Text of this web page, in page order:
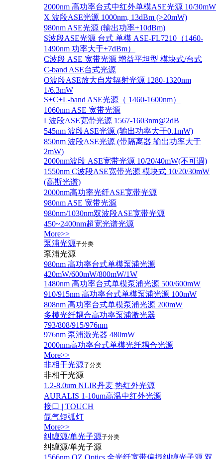
2000nm 高功率台式中红外单模ASE光源 10/30mW
X 波段ASE光源 1000nm, 13dBm (>20mW)
980nm ASE光源 (输出功率+10dBm)
S波段ASE光源 台式 单模 ASE-FL7210（1460-
1490nm 功率大于+7dBm）
C波段 ASE 宽带光源 增益平坦型 模块式/台式
C-band ASE台式光源
O波段ASE放大自发辐射光源 1280-1320nm
1/6.3mW
S+C+L-band ASE光源（ 1460-1600nm）
1060nm ASE 宽带光源
L波段ASE宽带光源 1567-1603nm@2dB
545nm 波段ASE光源 (输出功率大于0.1mW)
850nm 波段ASE光源 (带隔离器 输出功率大于
2mW)
2000nm波段 ASE宽带光源 10/20/40mW(不可调)
1550nm C波段ASE宽带光源 模块式 10/20/30mW
(高斯光谱)
2000nm高功率光纤ASE宽带光源
980nm ASE 宽带光源
980nm/1030nm双波段ASE宽带光源
450~2400nm超宽光谱光源
More>>
泵浦光源子分类
泵浦光源
980nm 高功率台式单模泵浦光源
420mW/600mW/800mW/1W
1480nm 高功率台式单模泵浦光源 500/600mW
910/915nm 高功率台式单模泵浦光源 100mW
808nm 高功率台式单模泵浦光源 200mW
多模光纤耦合高功率泵浦激光器
793/808/915/976nm
976nm 泵浦激光器 480mW
2000nm高功率台式单模光纤耦合光源
More>>
非相干光源子分类
非相干光源
1.2-8.0um NLIR丹麦 热红外光源
AURALIS 1-10um高温中红外光源
接口 | TOUCH
氙气短弧灯
More>>
纠缠源/单光子源子分类
纠缠源/单光子源
1566nm OZ Optics 全光纤宽带偏振纠缠光子源 双